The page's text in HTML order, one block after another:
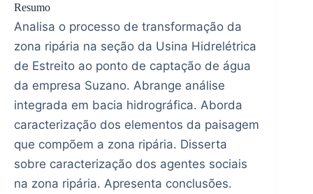
Resumo
Analisa o processo de transformação da
zona ripária na seção da Usina Hidrelétrica
de Estreito ao ponto de captação de água
da empresa Suzano. Abrange análise
integrada em bacia hidrográfica. Aborda
caracterização dos elementos da paisagem
que compõem a zona ripária. Disserta
sobre caracterização dos agentes sociais
na zona ripária. Apresenta conclusões.